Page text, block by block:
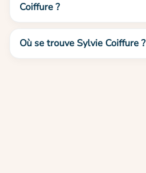
Coiffure ?
Où se trouve Sylvie Coiffure ?